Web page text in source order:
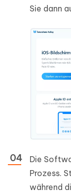
Sie dann
Die
Prozess.
während